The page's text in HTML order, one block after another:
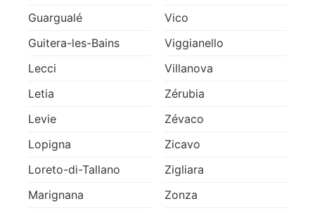
Guargualé
Guitera-les-Bains
Lecci
Letia
Levie
Lopigna
Loreto-di-Tallano
Marignana
Vico
Viggianello
Villanova
Zérubia
Zévaco
Zicavo
Zigliara
Zonza